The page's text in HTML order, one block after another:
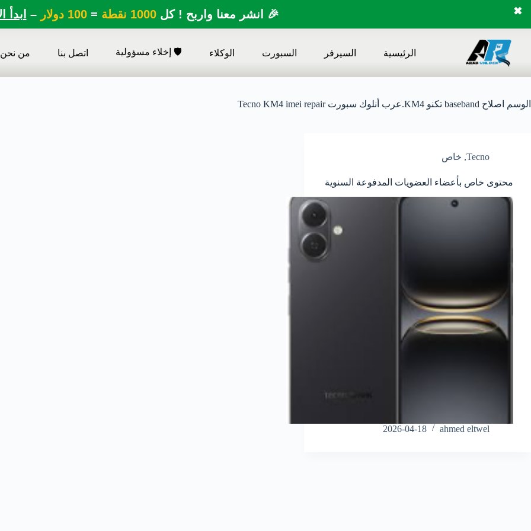
🎉 انشر معنا واربح ! كل1000 نقطة =100 دولار – ابدأ ✖
المحتوى
الرئيسية السيرفر السبورت الوكلاء 🛡️ إخلاء مسؤولية اتصل بنا من نحن
الوسم اصلاح baseband تكنو KM4.عرب أنلوك سبورت Tecno KM4 imei repair
Tecno
, خاص
محتوى خاص بأعضاء العضويات المدفوعة السنوية
ahmed eltwel
2026-04-18